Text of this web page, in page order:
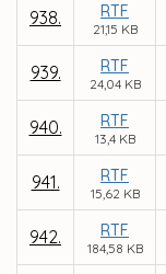
938. RTF
21,15 KB
939. RTF
24,04 KB
940. RTF
13,4 KB
941. RTF
15,62 KB
942. RTF
184,58 KB